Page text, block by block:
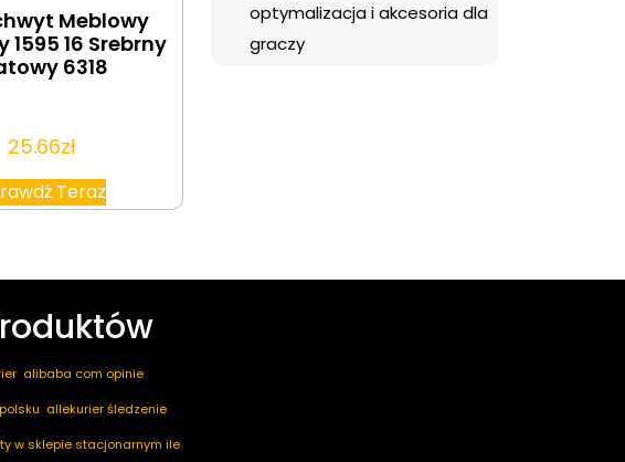
Meblowy
1595 16 Srebrny
6318
25.66zł
Teraz
optymalizacja i akcesoria dla
graczy
alibaba com opinie
allekurier śledzenie
w sklepie stacjonarnym ile